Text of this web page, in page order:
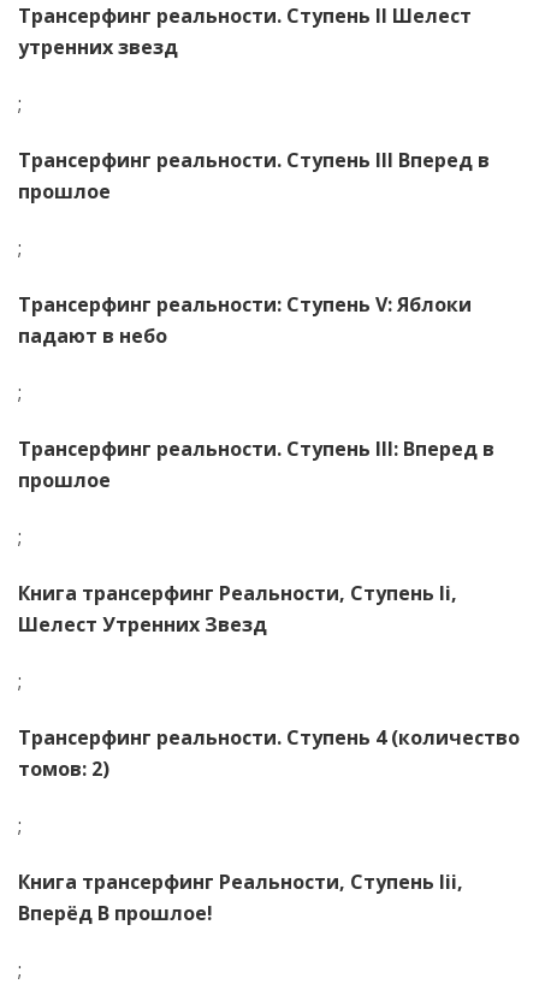
Трансерфинг реальности. Ступень II Шелест
утренних звезд
;
Трансерфинг реальности. Ступень III Вперед в
прошлое
;
Трансерфинг реальности: Ступень V: Яблоки
падают в небо
;
Трансерфинг реальности. Ступень III: Вперед в
прошлое
;
Книга трансерфинг Реальности, Ступень Ii,
Шелест Утренних Звезд
;
Трансерфинг реальности. Ступень 4 (количество
томов: 2)
;
Книга трансерфинг Реальности, Ступень Iii,
Вперёд В прошлое!
;